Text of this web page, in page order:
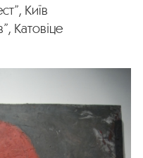
Київ
Катовіце